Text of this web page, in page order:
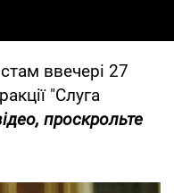
ввечері 27
"Слуга
проскрольте